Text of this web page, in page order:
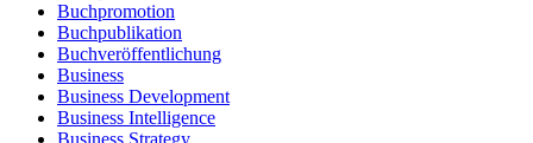
Buchpromotion
Buchpublikation
Buchveröffentlichung
Business
Business Development
Business Intelligence
Business Strategy